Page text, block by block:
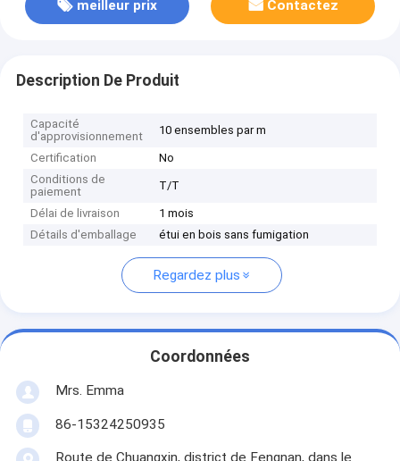
meilleur prix Contactez
Description De Produit
Capacité
d'approvisionnement
10 ensembles par m
Certification
No
Conditions de
paiement
T/T
Délai de livraison
1 mois
Détails d'emballage
étui en bois sans fumigation
Regardez plus
Coordonnées
Mrs. Emma
86-15324250935
Route de Chuangxin, district de Fengnan, dans le